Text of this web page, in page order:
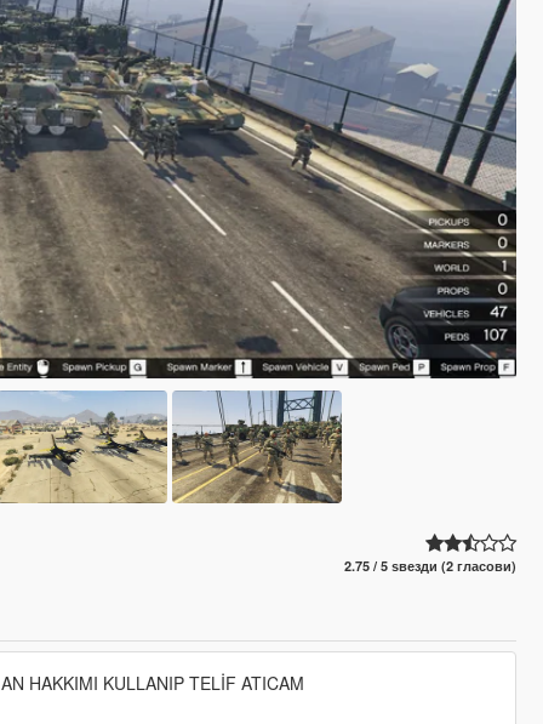
2.75 / 5 ѕвезди (2 гласови)
HAKKIMI KULLANIP TELİF ATICAM